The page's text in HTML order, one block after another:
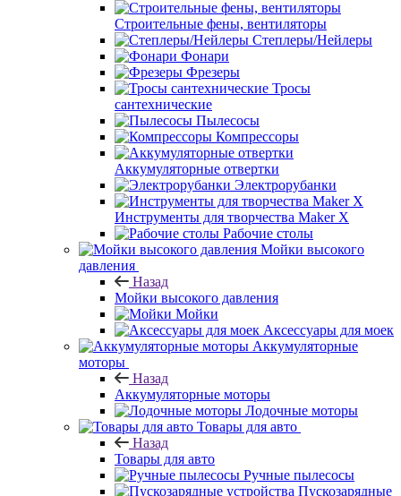
Строительные фены, вентиляторы
Степлеры/Нейлеры
Фонари
Фрезеры
Тросы
сантехнические
Пылесосы
Компрессоры
Аккумуляторные отвертки
Электрорубанки
Инструменты для творчества Maker X
Рабочие столы
Мойки высокого
давления
Назад
Мойки высокого давления
Мойки
Аксессуары для моек
Аккумуляторные
моторы
Назад
Аккумуляторные моторы
Лодочные моторы
Товары для авто
Назад
Товары для авто
Ручные пылесосы
Пускозарядные